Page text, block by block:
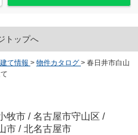
トップへ
て情報 > 物件カタログ > 春日井市白山
牧市 / 名古屋市守山区 /
市 / 北名古屋市